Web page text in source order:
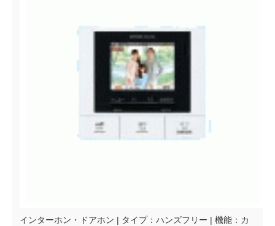
インターホン・ドアホン | タイプ：ハンズフリー | 機能：カ